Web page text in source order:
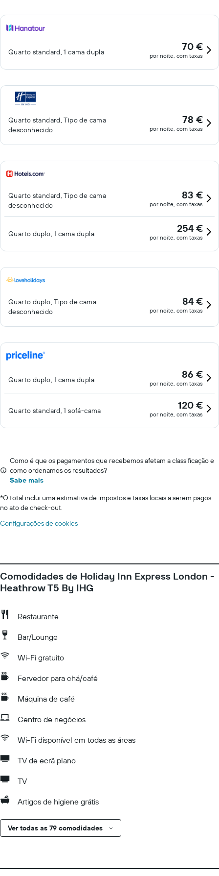
Quarto standard, 1 cama dupla 70 €
por noite, com taxas
Quarto standard, Tipo de cama
desconhecido
78 €
por noite, com taxas
Quarto standard, Tipo de cama
desconhecido
83 €
por noite, com taxas
Quarto duplo, 1 cama dupla 254 €
por noite, com taxas
Quarto duplo, Tipo de cama
desconhecido
84 €
por noite, com taxas
Quarto duplo, 1 cama dupla 86 €
por noite, com taxas
Quarto standard, 1 sofá-cama 120 €
por noite, com taxas
Como é que os pagamentos que recebemos afetam a classificação e
como ordenamos os resultados?
Sabe mais
*O total inclui uma estimativa de impostos e taxas locais a serem pagos
no ato de check-out.
Configurações de cookies
Comodidades de Holiday Inn Express London -
Heathrow T5 By IHG
Restaurante
Bar/Lounge
Wi-Fi gratuito
Fervedor para chá/café
Máquina de café
Centro de negócios
Wi-Fi disponível em todas as áreas
TV de ecrã plano
TV
Artigos de higiene grátis
Ver todas as 79 comodidades